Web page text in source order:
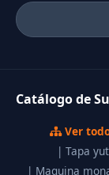
Catálogo de
Ver
| Tapa
| Maquina